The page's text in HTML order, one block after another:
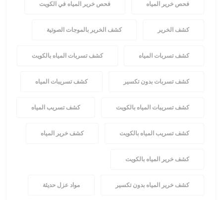
فحص خرير المياه فحص خرير المياه في الكويت
كشف الخرير كشف الخرير بالموجات الصوتية
كشف تسربات المياه كشف تسربات المياه بالكويت
كشف تسربات بدون تكسير كشف تسريبات المياه
كشف تسريبات المياه بالكويت كشف تسريب المياه
كشف تسريب المياه بالكويت كشف خرير المياه
كشف خرير المياه بالكويت
كشف خرير المياه بدون تكسير مواد عزل حديثة